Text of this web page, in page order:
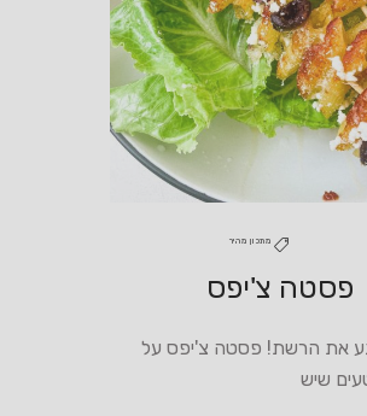
מתכון מהיר
פסטה צ'יפס
את הרשת! פסטה צ'יפס על
שיש